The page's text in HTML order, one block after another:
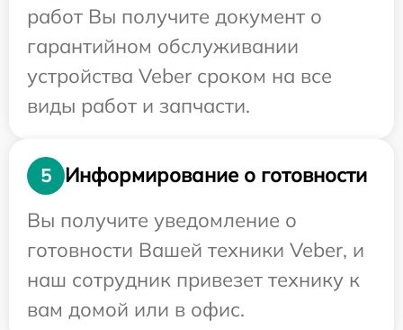
работ Вы получите документ о
гарантийном обслуживании
устройства Veber сроком на все
виды работ и запчасти.
5
Информирование о готовности
Вы получите уведомление о
готовности Вашей техники Veber, и
наш сотрудник привезет технику к
вам домой или в офис.